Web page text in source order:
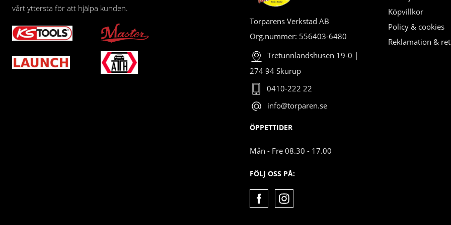
vårt yttersta för att hjälpa kunden.
Torparens Verkstad AB
Org.nummer: 556403-6480
Tretunnlandshusen 19-0 |
274 94 Skurup
0410-222 22
info@torparen.se
ÖPPETTIDER
Mån - Fre 08.30 - 17.00
FÖLJ OSS PÅ:
Köpvillkor
Policy & cookies
Reklamation &